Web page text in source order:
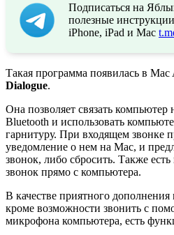
Подписаться на
полезные
iPhone, iPad и Mac
Такая программа появилась в
Dialogue.
Она позволяет связать компьютер
Bluetooth и использовать
гарнитуру. При входящем звонке
уведомление о нем на Mac, и
звонок, либо сбросить. Также
звонок прямо с компьютера.
В качестве приятного
кроме возможности звонить с
микрофона компьютера, есть